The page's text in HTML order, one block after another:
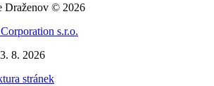
Draženov © 2026
s.r.o.
8. 2026
stránek